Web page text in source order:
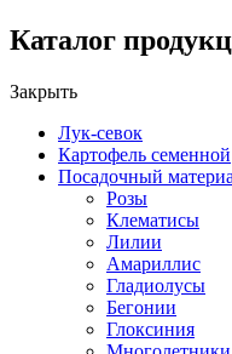
Каталог
Закрыть
Лук-севок
Картофель семенной
Посадочный
Розы
Клематисы
Лилии
Амариллис
Гладиолусы
Бегонии
Глоксиния